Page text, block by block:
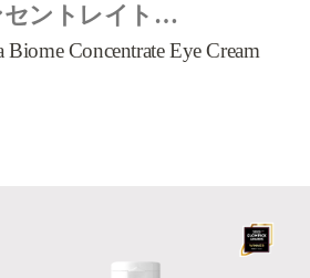
ントレイト
リーム
Biome Concentrate Eye Cream